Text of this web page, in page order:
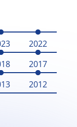
2022
2017
2012